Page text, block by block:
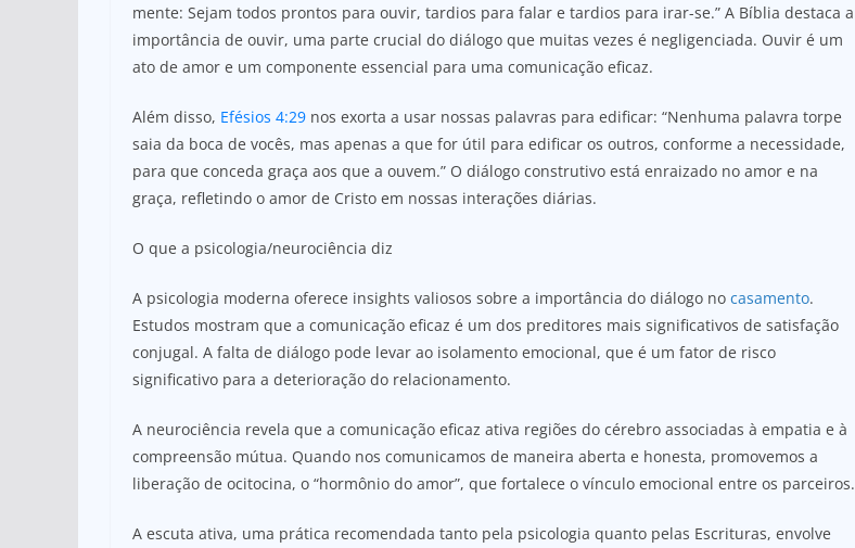
mente: Sejam todos prontos para ouvir, tardios para falar e tardios para irar-se.” A Bíblia destaca a
importância de ouvir, uma parte crucial do diálogo que muitas vezes é negligenciada. Ouvir é um
ato de amor e um componente essencial para uma comunicação eficaz.
Além disso, Efésios 4:29 nos exorta a usar nossas palavras para edificar: “Nenhuma palavra torpe
saia da boca de vocês, mas apenas a que for útil para edificar os outros, conforme a necessidade,
para que conceda graça aos que a ouvem.” O diálogo construtivo está enraizado no amor e na
graça, refletindo o amor de Cristo em nossas interações diárias.
O que a psicologia/neurociência diz
A psicologia moderna oferece insights valiosos sobre a importância do diálogo no casamento.
Estudos mostram que a comunicação eficaz é um dos preditores mais significativos de satisfação
conjugal. A falta de diálogo pode levar ao isolamento emocional, que é um fator de risco
significativo para a deterioração do relacionamento.
A neurociência revela que a comunicação eficaz ativa regiões do cérebro associadas à empatia e à
compreensão mútua. Quando nos comunicamos de maneira aberta e honesta, promovemos a
liberação de ocitocina, o “hormônio do amor”, que fortalece o vínculo emocional entre os parceiros.
A escuta ativa, uma prática recomendada tanto pela psicologia quanto pelas Escrituras, envolve